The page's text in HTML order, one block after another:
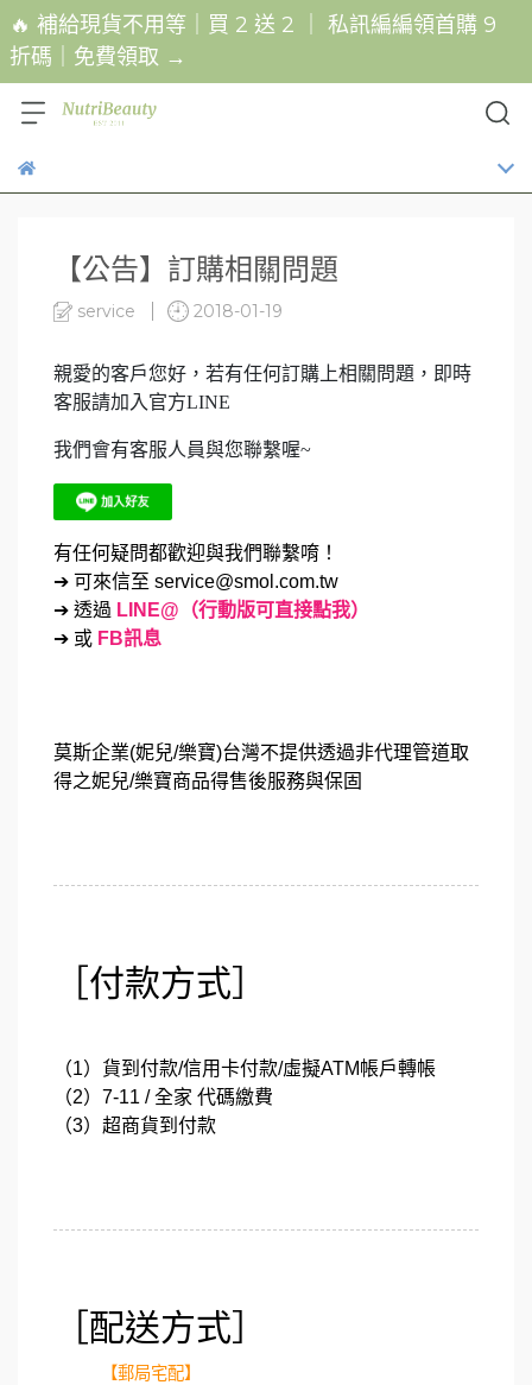
🔥 補給現貨不用等｜買 2 送 2 ｜ 私訊編編領首購 9
折碼｜免費領取 →
【公告】訂購相關問題
service 2018-01-19
親愛的客戶您好，若有任何訂購上相關問題，即時
客服請加入官方LINE
我們會有客服人員與您聯繫喔~
有任何疑問都歡迎與我們聯繫唷！
➔ 可來信至 service@smol.com.tw
➔ 透過 LINE@（行動版可直接點我）
➔ 或 FB訊息
莫斯企業(妮兒/樂寶)台灣不提供透過非代理管道取
得之妮兒/樂寶商品得售後服務與保固
［付款方式］
（1）貨到付款/信用卡付款/虛擬ATM帳戶轉帳
（2）7-11 / 全家 代碼繳費
（3）超商貨到付款
［配送方式］
【郵局宅配】